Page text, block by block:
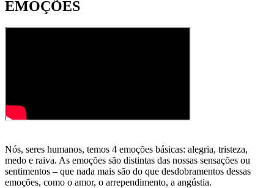
EMOÇÕES
Nós, seres humanos, temos 4 emoções básicas: alegria, tristeza,
medo e raiva. As emoções são distintas das nossas sensações ou
sentimentos – que nada mais são do que desdobramentos dessas
emoções, como o amor, o arrependimento, a angústia.